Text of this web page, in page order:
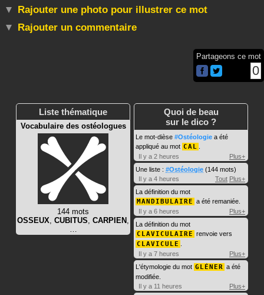
Rajouter une photo pour illustrer ce mot
Rajouter un commentaire
Partageons ce mot
0
Liste thématique
Vocabulaire des ostéologues
144 mots
OSSEUX, CUBITUS, CARPIEN ,
…
Quoi de beau
sur le dico ?
Le mot-dièse #Ostéologie a été
appliqué au mot CAL
Il y a 2 heures
Plus+
Une liste : #Ostéologie (144 mots)
Il y a 4 heures
Tout Plus+
La définition du mot
MANDIBULAIRE a été remaniée.
Il y a 6 heures
Plus+
La définition du mot
CLAVICULAIRE renvoie vers
CLAVICULE
Il y a 7 heures
Plus+
L'étymologie du mot GLÉNER a été
modifiée.
Il y a 11 heures
Plus+